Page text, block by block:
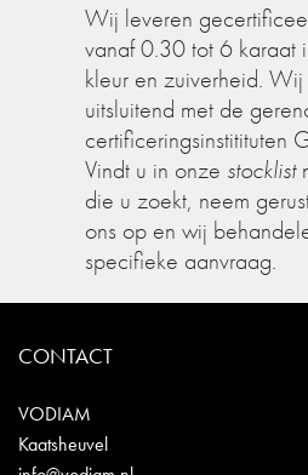
Wij leveren
vanaf 0.30 tot 6 karaat
kleur en zuiverheid.
uitsluitend met de
certificeringsinstitituten
Vindt u in onze stocklist
die u zoekt, neem
ons op en wij
specifieke aanvraag.
CONTACT
VODIAM
Kaatsheuvel